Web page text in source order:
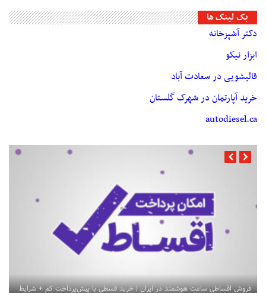
بک لینک ها
دکتر آشپزخانه
ابزار نیکو
قالیشویی در سعادت آباد
خرید آپارتمان در شهرک گلستان
autodiesel.ca
فروش اقساطی ساعت هوشمند در ایران | خرید قسطی با پیش‌پرداخت کم + شرایط